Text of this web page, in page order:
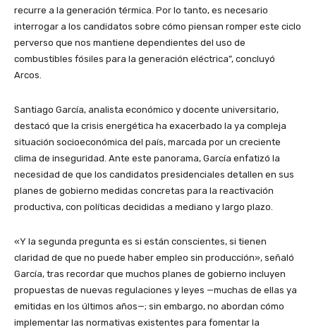
recurre a la generación térmica. Por lo tanto, es necesario
interrogar a los candidatos sobre cómo piensan romper este ciclo
perverso que nos mantiene dependientes del uso de
combustibles fósiles para la generación eléctrica”, concluyó
Arcos.
Santiago García, analista económico y docente universitario,
destacó que la crisis energética ha exacerbado la ya compleja
situación socioeconómica del país, marcada por un creciente
clima de inseguridad. Ante este panorama, García enfatizó la
necesidad de que los candidatos presidenciales detallen en sus
planes de gobierno medidas concretas para la reactivación
productiva, con políticas decididas a mediano y largo plazo.
«Y la segunda pregunta es si están conscientes, si tienen
claridad de que no puede haber empleo sin producción», señaló
García, tras recordar que muchos planes de gobierno incluyen
propuestas de nuevas regulaciones y leyes —muchas de ellas ya
emitidas en los últimos años—; sin embargo, no abordan cómo
implementar las normativas existentes para fomentar la